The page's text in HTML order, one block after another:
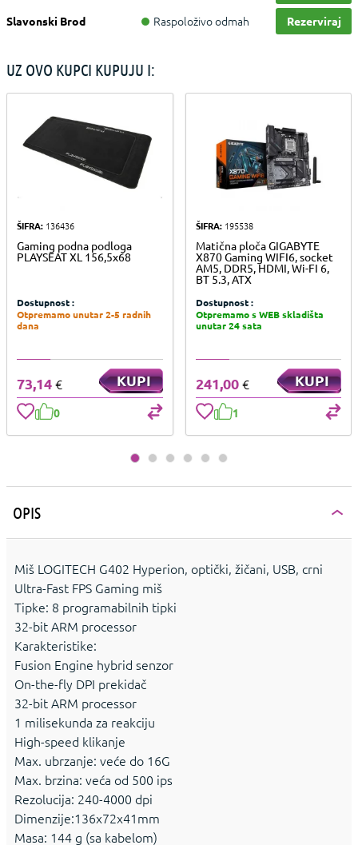
Slavonski Brod Raspoloživo odmah Rezerviraj
UZ OVO KUPCI KUPUJU I:
ŠIFRA: 136436
Gaming podna podloga
PLAYSEAT XL 156,5x68
Dostupnost :
Otpremamo unutar 2-5 radnih
dana
73,14€ KUPI
0
ŠIFRA:195538
Matična ploča GIGABYTE
X870 Gaming WIFI6, socket
AM5, DDR5, HDMI, Wi-FI 6,
BT 5.3, ATX
Dostupnost :
Otpremamo s WEB skladišta
unutar 24 sata
241,00 € KUPI
1
OPIS
Miš LOGITECH G402 Hyperion, optički, žičani, USB, crni
Ultra-Fast FPS Gaming miš
Tipke: 8 programabilnih tipki
32-bit ARM processor
Karakteristike:
Fusion Engine hybrid senzor
On-the-fly DPI prekidač
32-bit ARM processor
1 milisekunda za reakciju
High-speed klikanje
Max. ubrzanje: veće do 16G
Max. brzina: veća od 500 ips
Rezolucija: 240-4000 dpi
Dimenzije:136x72x41mm
Masa: 144 g (sa kabelom)